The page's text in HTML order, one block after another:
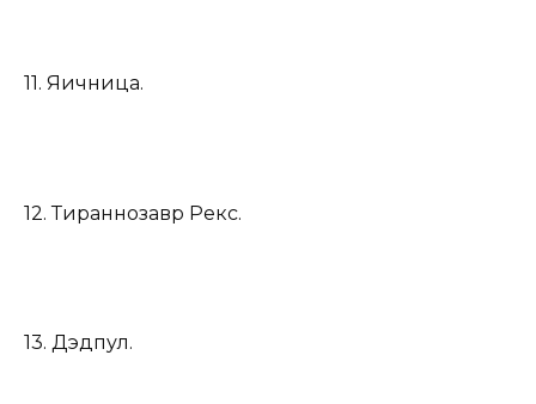
11. Яичница.
12. Тираннозавр Рекс.
13. Дэдпул.